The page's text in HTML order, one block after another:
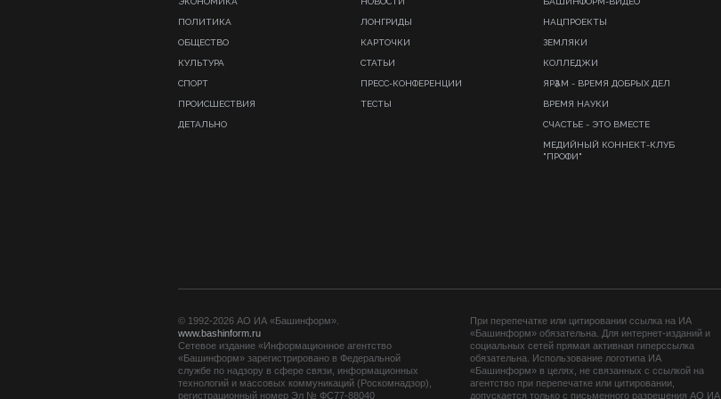
ПОЛИТИКА
ОБЩЕСТВО
КУЛЬТУРА
СПОРТ
ПРОИСШЕСТВИЯ
ДЕТАЛЬНО
ЛОНГРИДЫ
КАРТОЧКИ
СТАТЬИ
ПРЕСС-КОНФЕРЕНЦИИ
ТЕСТЫ
НАЦПРОЕКТЫ
ЗЕМЛЯКИ
КОЛЛЕДЖИ
ЯРҘАМ - ВРЕМЯ ДОБРЫХ ДЕЛ
ВРЕМЯ НАУКИ
СЧАСТЬЕ - ЭТО ВМЕСТЕ
МЕДИЙНЫЙ КОННЕКТ-КЛУБ
"ПРОФИ"
© 1992-2026 АО ИА «Башинформ».
www.bashinform.ru
Сетевое издание «Информационное агентство
«Башинформ» зарегистрировано в Федеральной
службе по надзору в сфере связи, информационных
технологий и массовых коммуникаций (Роскомнадзор),
регистрационный номер Эл № ФС77-88040
При перепечатке или цитировании ссылка на ИА
«Башинформ» обязательна. Для интернет-изданий и
социальных сетей прямая активная гиперссылка
обязательна. Использование логотипа ИА
«Башинформ» в целях, не связанных с ссылкой на
агентство при перепечатке или цитировании,
допускается только с письменного разрешения АО ИА